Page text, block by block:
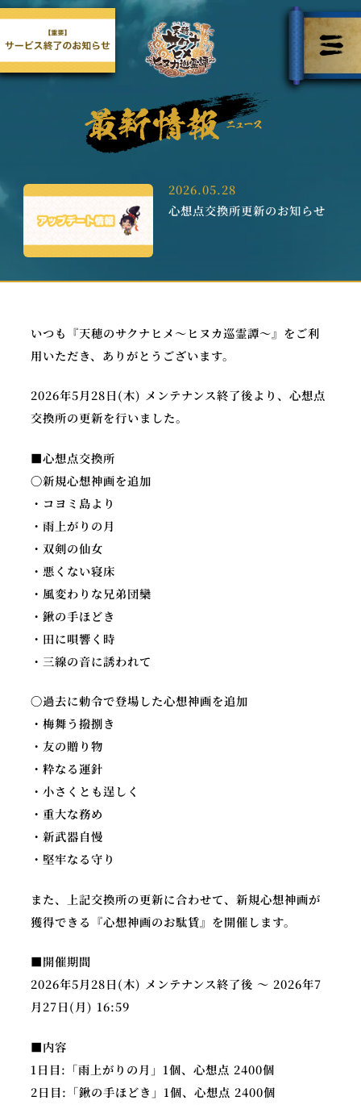
2026.05.28
心想点交換所更新のお知らせ
いつも『天穂のサクナヒメ～ヒヌカ巡霊譚～』をご利
用いただき、ありがとうございます。
2026年5月28日(木) メンテナンス終了後より、心想点
交換所の更新を行いました。
■心想点交換所
〇新規心想神画を追加
・コヨミ島より
・雨上がりの月
・双剣の仙女
・悪くない寝床
・風変わりな兄弟団欒
・鍬の手ほどき
・田に唄響く時
・三線の音に誘われて
〇過去に勅令で登場した心想神画を追加
・梅舞う撥捌き
・友の贈り物
・粋なる運針
・小さくとも逞しく
・重大な務め
・新武器自慢
・堅牢なる守り
また、上記交換所の更新に合わせて、新規心想神画が
獲得できる『心想神画のお駄賃』を開催します。
■開催期間
2026年5月28日(木) メンテナンス終了後 ～ 2026年7
月27日(月) 16:59
■内容
1日目:「雨上がりの月」1個、心想点 2400個
2日目:「鍬の手ほどき」1個、心想点 2400個